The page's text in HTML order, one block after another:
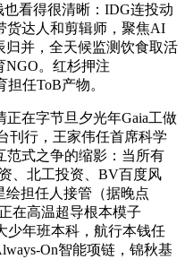
也看得很清晰：IDG连投动
货达人和剪辑师，聚焦AI
并，全天候监测饮食取活
NGO。红杉押注
任ToB产物。
在字节旦夕光年Gaia工做
刊行，王家伟任首席科学
范式之争的缩影：当所有
、北工投资、BV百度风
绘担任人接管（据晚点
在高温超导根本模子
少年班本科，航行本钱任
On智能项链，锦秋基